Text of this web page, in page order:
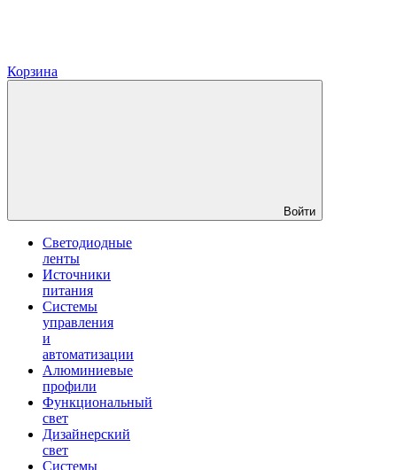
Корзина
Войти
Светодиодные
ленты
Источники
питания
Системы
управления
и
автоматизации
Алюминиевые
профили
Функциональный
свет
Дизайнерский
свет
Системы